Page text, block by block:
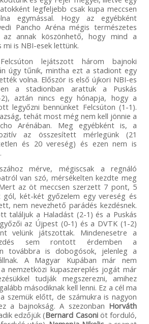
legfeljebb csak kupa meccsen
egymással. Hogy az egyébként
Pancho Aréna mégis természetes
az annak köszönhető, hogy mind a
mi is NBI-esek lettünk.
lejátszott három bajnoki
úgy tűnik, mintha ezt a stadiont egy
volna. Először is első újkori NBI-es
a stadionban arattuk a Puskás
2), aztán nincs egy hónapja, hogy a
legyőzni bennünket Felcsúton (1-1).
tehát most még nem kell jönnie a
Arénában. Meg egyébként is, a
az összesített mérlegünk (21
és 20 vereség) és ezen nem is
mérve, mégiscsak a regnáló
van szó, mérsékelten kezdte meg
az öt meccsen szerzett 7 pont, 5
két-két győzelem egy vereség és
nem nevezhető parádés kezdésnek.
találjuk a Haladást (2-1) és a Puskás
az Újpest (0-1) és a DVTK (1-2)
velünk játszottak. Mindenesetre a
sem rontott érdemben a
továbbra is dobogósok, jelenleg a
A Magyar Kupában már nem
nemzetközi kupaszereplés jogát már
tudják megszerezni, amihez
másodiknak kell lenni. Ez a cél ma
szemük előtt, de számukra is nagyon
a bajnokság. A szezonban Horváth
edzőjük (Bernard Casoniöt forduló,